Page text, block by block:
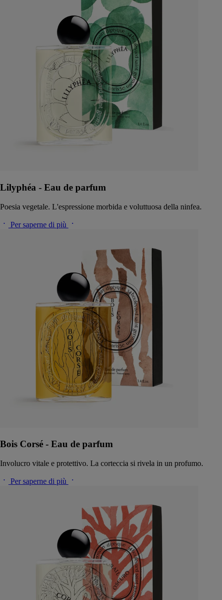
Lilyphéa - Eau de parfum
Poesia vegetale. L'espressione morbida e voluttuosa della ninfea.
Per saperne di più
Bois Corsé - Eau de parfum
Involucro vitale e protettivo. La corteccia si rivela in un profumo.
Per saperne di più